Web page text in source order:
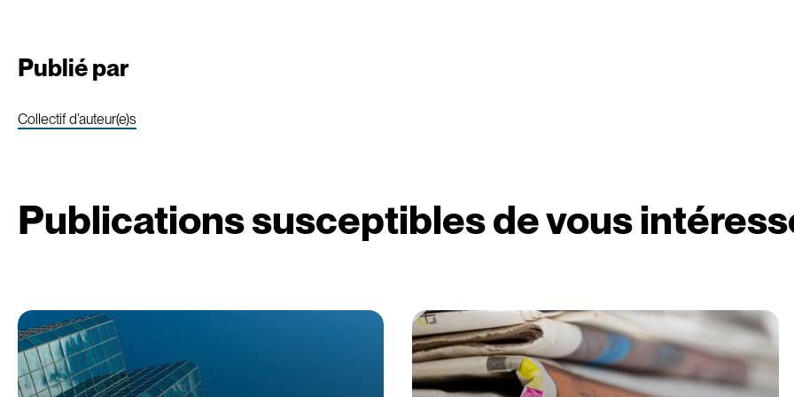
Publié par
Collectif d’auteur(e)s
Publications susceptibles de vous